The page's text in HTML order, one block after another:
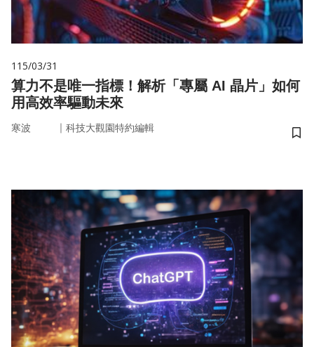
115/03/31
算力不是唯一指標！解析「專屬 AI 晶片」如何
用高效率驅動未來
寒波 ｜ 科技大觀園特約編輯
儲